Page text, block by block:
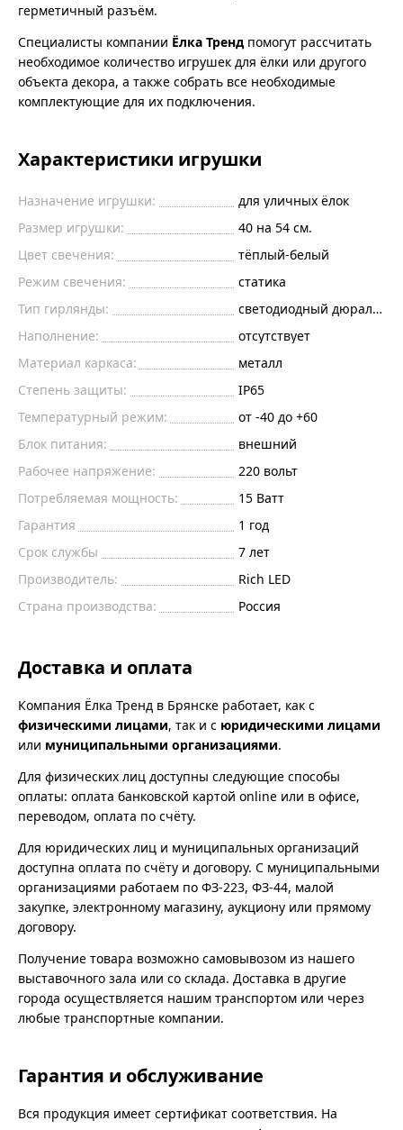
герметичный разъём.
Специалисты компании Ёлка Тренд помогут рассчитать
необходимое количество игрушек для ёлки или другого
объекта декора, а также собрать все необходимые
комплектующие для их подключения.
Характеристики игрушки
Назначение игрушки:
для уличных ёлок
Размер игрушки:
40 на 54 см.
Цвет свечения:
тёплый-белый
Режим свечения:
статика
Тип гирлянды:
светодиодный дюралайт
Наполнение:
отсутствует
Материал каркаса:
металл
Степень защиты:
IP65
Температурный режим:
от -40 до +60
Блок питания:
внешний
Рабочее напряжение:
220 вольт
Потребляемая мощность:
15 Ватт
Гарантия
1 год
Срок службы
7 лет
Производитель:
Rich LED
Страна производства:
Россия
Доставка и оплата
Компания Ёлка Тренд в Брянске работает, как с
физическими лицами, так и с юридическими лицами
или муниципальными организациями.
Для физических лиц доступны следующие способы
оплаты: оплата банковской картой online или в офисе,
переводом, оплата по счёту.
Для юридических лиц и муниципальных организаций
доступна оплата по счёту и договору. С муниципальными
организациями работаем по ФЗ-223, ФЗ-44, малой
закупке, электронному магазину, аукциону или прямому
договору.
Получение товара возможно самовывозом из нашего
выставочного зала или со склада. Доставка в другие
города осуществляется нашим транспортом или через
любые транспортные компании.
Гарантия и обслуживание
Вся продукция имеет сертификат соответствия. На